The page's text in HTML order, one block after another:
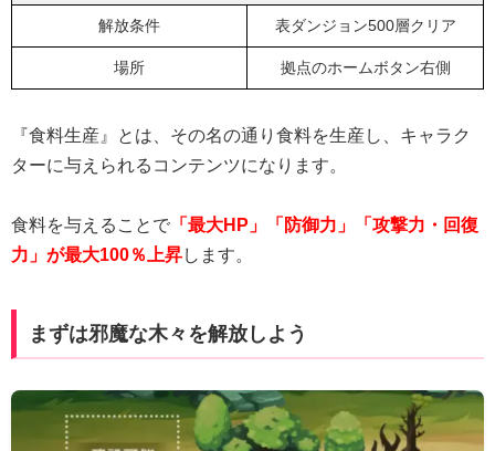
解放条件 表ダンジョン500層クリア
場所 拠点のホームボタン右側
『食料生産』とは、その名の通り食料を生産し、キャラク
ターに与えられるコンテンツになります。
食料を与えることで 「最大HP」「防御力」「攻撃力・回復
力」が最大100％上昇します。
まずは邪魔な木々を解放しよう